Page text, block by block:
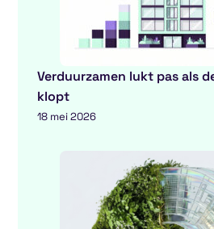
Verduurzamen lukt pas als
klopt
18 mei 2026